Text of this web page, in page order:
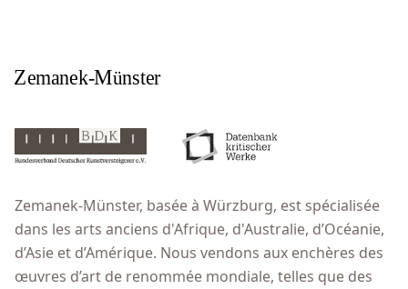
Zemanek-Münster, basée à Würzburg, est spécialisée
dans les arts anciens d'Afrique, d'Australie, d’Océanie,
d’Asie et d’Amérique. Nous vendons aux enchères des
œuvres d’art de renommée mondiale, telles que des